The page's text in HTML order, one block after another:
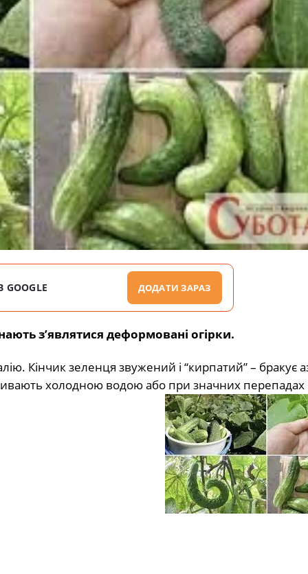
ДОДАТИ ЗАРАЗ
з’являтися деформовані огірки.
Кінчик зеленця звужений і “кирпатий” – бракує
холодною водою або при значних перепадах